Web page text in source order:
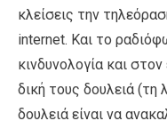
κλείσεις την
internet. Και το
κινδυνολογία και
δική τους δουλειά (τη
δουλειά είναι να